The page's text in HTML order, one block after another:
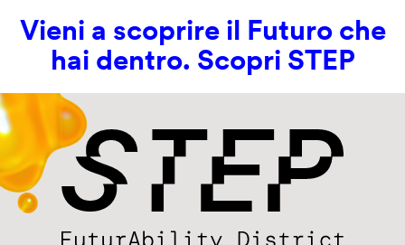
Vieni a scoprire il Futuro che
hai dentro. Scopri STEP